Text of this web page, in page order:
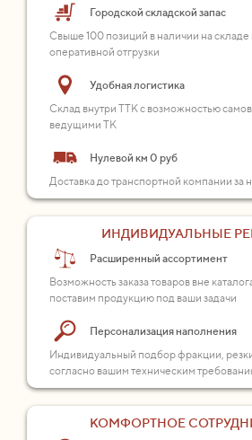
Городской складской запас
Свыше 100 позиций в наличии на складе
оперативной отгрузки
Удобная логистика
Склад внутри ТТК с возможностью
ведущими ТК
Нулевой км 0 руб
Доставка до транспортной компании за
ИНДИВИДУАЛЬНЫЕ
Расширенный ассортимент
Возможность заказа товаров вне
поставим продукцию под ваши задачи
Персонализация наполнения
Индивидуальный подбор фракции,
согласно вашим техническим
КОМФОРТНОЕ